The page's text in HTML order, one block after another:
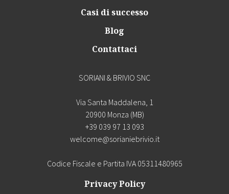
Casi di successo
Blog
Contattaci
SORIANI & BRIVIO SNC
Via Santa Maddalena, 1
20900 Monza (MB)
+39 039 97 13 093
welcome@sorianiebrivio.it
Codice Fiscale e Partita IVA 05311480965
Privacy Policy